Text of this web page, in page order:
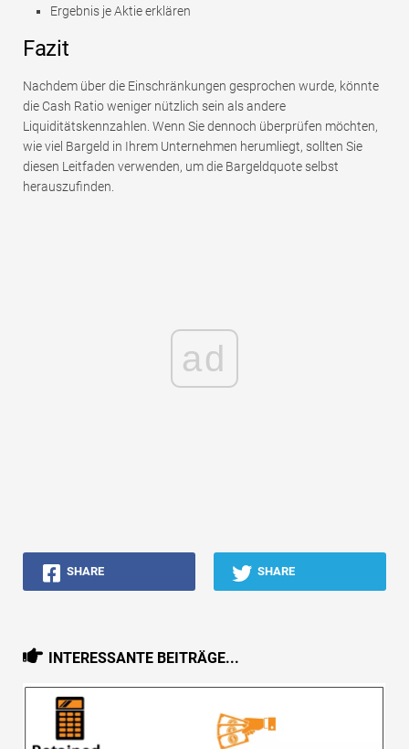
Ergebnis je Aktie erklären
Fazit
Nachdem über die Einschränkungen gesprochen wurde, könnte
die Cash Ratio weniger nützlich sein als andere
Liquiditätskennzahlen. Wenn Sie dennoch überprüfen möchten,
wie viel Bargeld in Ihrem Unternehmen herumliegt, sollten Sie
diesen Leitfaden verwenden, um die Bargeldquote selbst
herauszufinden.
ad
SHARE SHARE
INTERESSANTE BEITRÄGE...